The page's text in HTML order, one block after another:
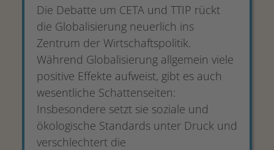
Die Debatte um CETA und TTIP rückt
die Globalisierung neuerlich ins
Zentrum der Wirtschaftspolitik.
Während Globalisierung allgemein viele
positive Effekte aufweist, gibt es auch
wesentliche Schattenseiten:
Insbesondere setzt sie soziale und
ökologische Standards unter Druck und
verschlechtert die